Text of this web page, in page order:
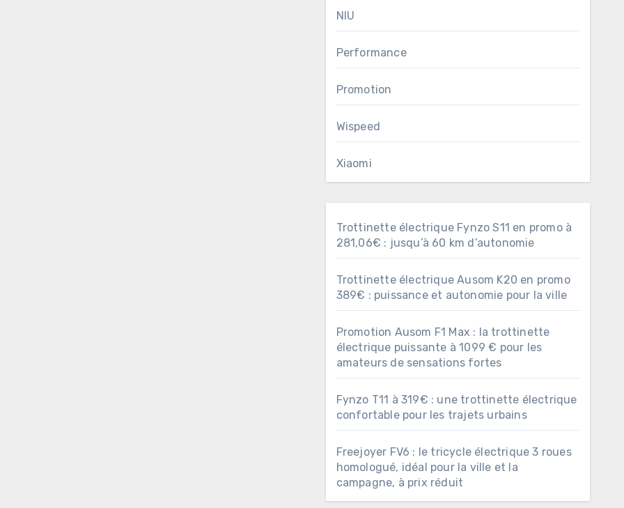
NIU
Performance
Promotion
Wispeed
Xiaomi
Trottinette électrique Fynzo S11 en promo à
281,06€ : jusqu’à 60 km d’autonomie
Trottinette électrique Ausom K20 en promo
389€ : puissance et autonomie pour la ville
Promotion Ausom F1 Max : la trottinette
électrique puissante à 1099 € pour les
amateurs de sensations fortes
Fynzo T11 à 319€ : une trottinette électrique
confortable pour les trajets urbains
Freejoyer FV6 : le tricycle électrique 3 roues
homologué, idéal pour la ville et la
campagne, à prix réduit